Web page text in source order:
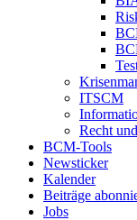
ITSCM
Recht
BCM-Tools
Newsticker
Kalender
Beiträge
Jobs